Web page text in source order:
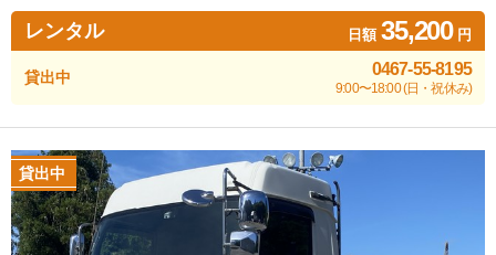
レンタル 日額35,200円
貸出中 0467-55-8195
9:00〜18:00 (日・祝休み)
貸出中